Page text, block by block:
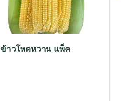
ข้าวโพดหวาน แพ็ค